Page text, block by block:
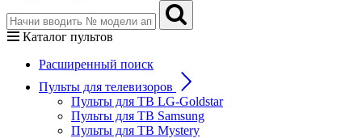
Каталог пультов
Расширенный поиск
Пульты для телевизоров
Пульты для ТВ LG-Goldstar
Пульты для ТВ Samsung
Пульты для ТВ Mystery